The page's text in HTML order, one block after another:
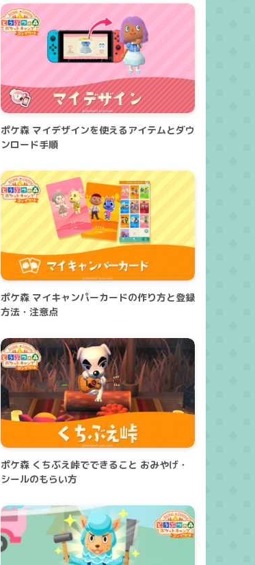
ポケ森 マイデザインを使えるアイテムとダウ
ンロード手順
ポケ森 マイキャンパーカードの作り方と登録
方法・注意点
ポケ森 くちぶえ峠でできること おみやげ・
シールのもらい方